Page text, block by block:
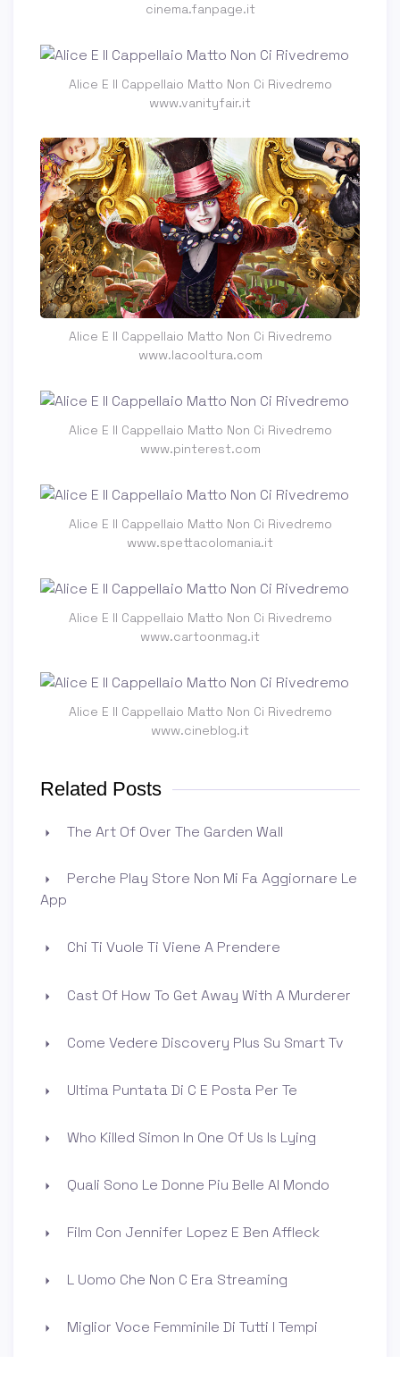
cinema.fanpage.it
Alice E Il Cappellaio Matto Non Ci Rivedremo
www.vanityfair.it
Alice E Il Cappellaio Matto Non Ci Rivedremo
www.lacooltura.com
Alice E Il Cappellaio Matto Non Ci Rivedremo
www.pinterest.com
Alice E Il Cappellaio Matto Non Ci Rivedremo
www.spettacolomania.it
Alice E Il Cappellaio Matto Non Ci Rivedremo
www.cartoonmag.it
Alice E Il Cappellaio Matto Non Ci Rivedremo
www.cineblog.it
Related Posts
The Art Of Over The Garden Wall
Perche Play Store Non Mi Fa Aggiornare Le
App
Chi Ti Vuole Ti Viene A Prendere
Cast Of How To Get Away With A Murderer
Come Vedere Discovery Plus Su Smart Tv
Ultima Puntata Di C E Posta Per Te
Who Killed Simon In One Of Us Is Lying
Quali Sono Le Donne Piu Belle Al Mondo
Film Con Jennifer Lopez E Ben Affleck
L Uomo Che Non C Era Streaming
Miglior Voce Femminile Di Tutti I Tempi